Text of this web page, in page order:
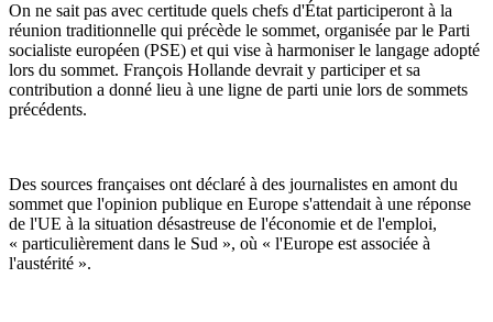
On ne sait pas avec certitude quels chefs d'État participeront à la
réunion traditionnelle qui précède le sommet, organisée par le Parti
socialiste européen (PSE) et qui vise à harmoniser le langage adopté
lors du sommet. François Hollande devrait y participer et sa
contribution a donné lieu à une ligne de parti unie lors de sommets
précédents.
Des sources françaises ont déclaré à des journalistes en amont du
sommet que l'opinion publique en Europe s'attendait à une réponse
de l'UE à la situation désastreuse de l'économie et de l'emploi,
« particulièrement dans le Sud », où « l'Europe est associée à
l'austérité ».